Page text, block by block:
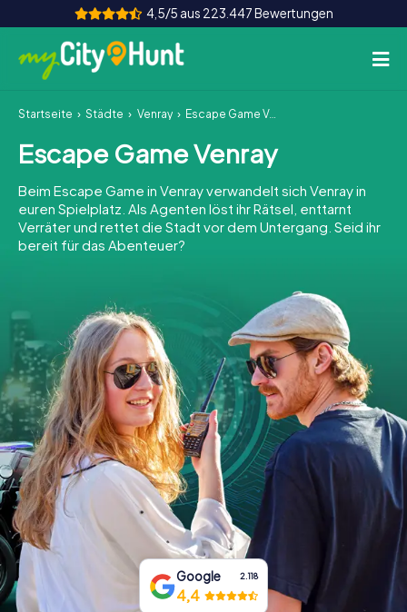
4,5/5 aus 223.447 Bewertungen
So funktioniert's
Städte
Touren
Teamevent
INT AT CH
DE
ES
FR UK
IE
IT
NL
Tickets buchen
Gutscheine bestellen
Startseite Städte Venray Escape Game Venray
Escape Game Venray
Beim Escape Game in Venray verwandelt sich Venray in
euren Spielplatz. Als Agenten löst ihr Rätsel, enttarnt
Verräter und rettet die Stadt vor dem Untergang. Seid ihr
bereit für das Abenteuer?
Google 2.118
4,4